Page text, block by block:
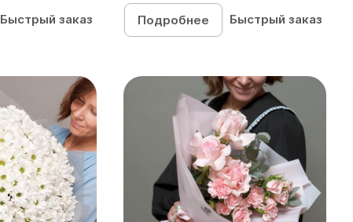
Быстрый заказ Подробнее Быстрый заказ